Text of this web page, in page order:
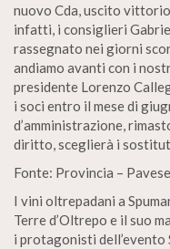
nuovo Cda, uscito
infatti, i consiglieri
rassegnato nei giorni
andiamo avanti con i
presidente Lorenzo
i soci entro il mese di
d’amministrazione,
diritto, sceglierà i
Fonte: Provincia –
I vini oltrepadani a
Terre d’Oltrepo e il suo
i protagonisti